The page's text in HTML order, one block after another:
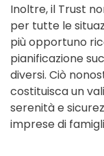
Inoltre, il Trust
per tutte le
più opportuno
pianificazione
diversi. Ciò
costituisca un
serenità e
imprese di